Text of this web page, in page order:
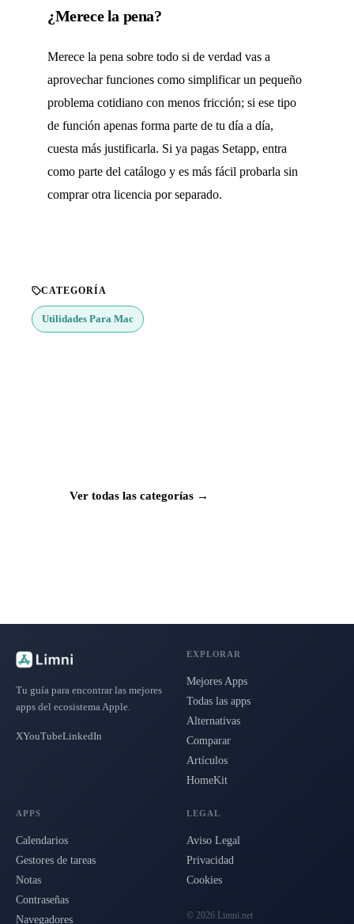
¿Merece la pena?
Merece la pena sobre todo si de verdad vas a
aprovechar funciones como simplificar un pequeño
problema cotidiano con menos fricción; si ese tipo
de función apenas forma parte de tu día a día,
cuesta más justificarla. Si ya pagas Setapp, entra
como parte del catálogo y es más fácil probarla sin
comprar otra licencia por separado.
CATEGORÍA
Utilidades Para Mac
Ver todas las categorías →
Tu guía para encontrar las mejores
apps del ecosistema Apple.
XYouTubeLinkedIn
EXPLORAR
Mejores Apps
Todas las apps
Alternativas
Comparar
Artículos
HomeKit
APPS
Calendarios
Gestores de tareas
Notas
Contraseñas
Navegadores
LEGAL
Aviso Legal
Privacidad
Cookies
© 2026 Limni.net